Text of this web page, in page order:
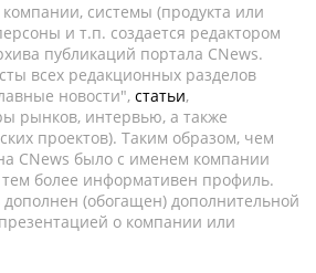
системы (продукта или
и т.п. создается редактором
публикаций портала CNews.
всех редакционных разделов
новости", статьи,
рынков, интервью, а также
проектов). Таким образом, чем
CNews было с именем компании
тем более информативен профиль.
(обогащен) дополнительной
о компании или